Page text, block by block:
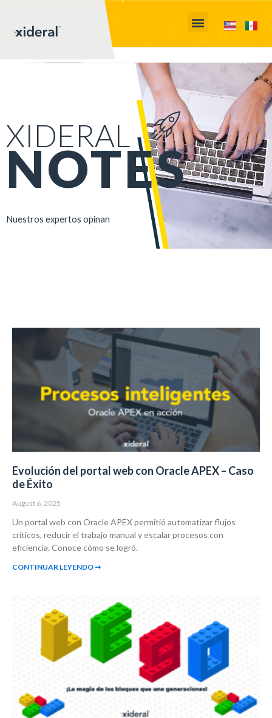
XIDERAL
NOTES
Nuestros expertos opinan
Evolución del portal web con Oracle APEX – Caso
de Éxito
August 6, 2025
Un portal web con Oracle APEX permitió automatizar flujos
críticos, reducir el trabajo manual y escalar procesos con
eficiencia. Conoce cómo se logró.
CONTINUAR LEYENDO ➞